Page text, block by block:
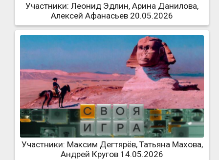
Участники: Леонид Эдлин, Арина Данилова,
Алексей Афанасьев 20.05.2026
Участники: Максим Дегтярёв, Татьяна Махова,
Андрей Кругов 14.05.2026